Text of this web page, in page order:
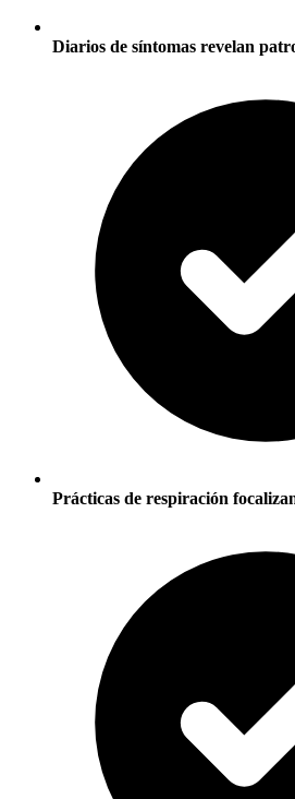
Diarios de síntomas revelan
Prácticas de respiración